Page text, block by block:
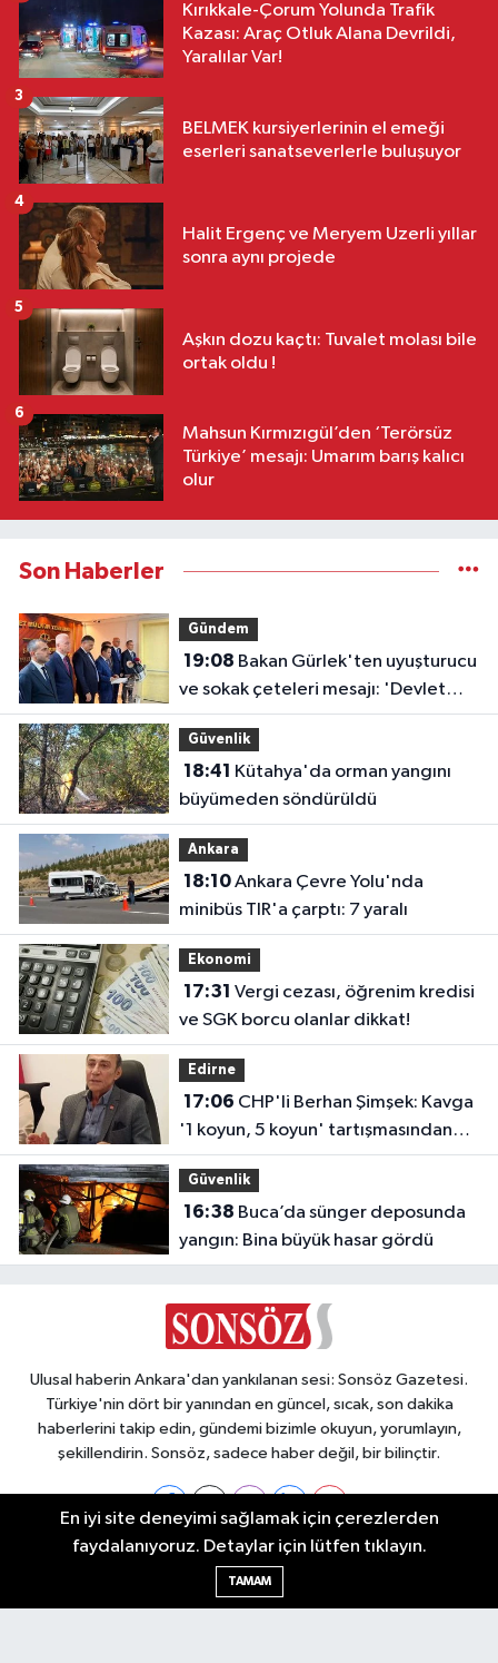
Kırıkkale-Çorum Yolunda Trafik
Kazası: Araç Otluk Alana Devrildi,
Yaralılar Var!
BELMEK kursiyerlerinin el emeği
eserleri sanatseverlerle buluşuyor
3
Halit Ergenç ve Meryem Uzerli yıllar
sonra aynı projede
4
Aşkın dozu kaçtı: Tuvalet molası bile
ortak oldu !
5
Mahsun Kırmızıgül’den ‘Terörsüz
Türkiye’ mesajı: Umarım barış kalıcı
olur
6
Son Haberler
Gündem
19:08
ve sokak çeteleri mesajı: 'Devlet
buradadır'
Güvenlik
18:41
büyümeden söndürüldü
Ankara
18:10Ankara Çevre Yolu'nda
minibüs TIR'a çarptı: 7 yaralı
Ekonomi
17:31
ve SGK borcu olanlar dikkat!
Edirne
17:06
'1 koyun, 5 koyun' tartışmasından
çıktı
Güvenlik
16:38
yangın: Bina büyük hasar gördü
Ulusal haberin Ankara'dan yankılanan sesi: Sonsöz Gazetesi.
Türkiye'nin dört bir yanından en güncel, sıcak, son dakika
haberlerini takip edin, gündemi bizimle okuyun, yorumlayın,
şekillendirin. Sonsöz, sadece haber değil, bir bilinçtir.
Ankara Nöbetçi Eczaneler
En iyi site deneyimi sağlamak için çerezlerden
faydalanıyoruz. Detaylar için lütfen tıklayın.
TAMAM